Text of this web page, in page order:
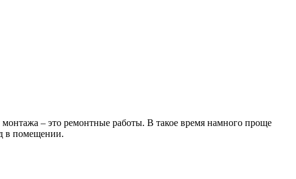
– это ремонтные работы. В такое время намного проще
в помещении.